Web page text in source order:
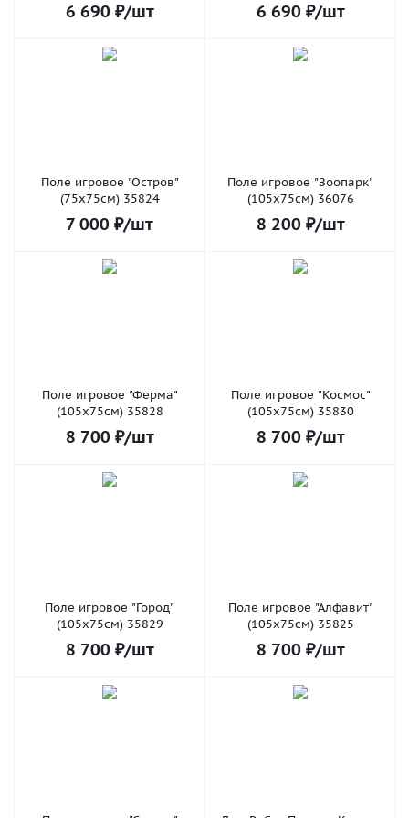
6 690 ₽/шт 6 690 ₽/шт
Поле игровое "Остров"
(75х75см) 35824
7 000 ₽/шт
Поле игровое "Зоопарк"
(105х75см) 36076
8 200 ₽/шт
Поле игровое "Ферма"
(105х75см) 35828
8 700 ₽/шт
Поле игровое "Космос"
(105х75см) 35830
8 700 ₽/шт
Поле игровое "Город"
(105х75см) 35829
8 700 ₽/шт
Поле игровое "Алфавит"
(105х75см) 35825
8 700 ₽/шт